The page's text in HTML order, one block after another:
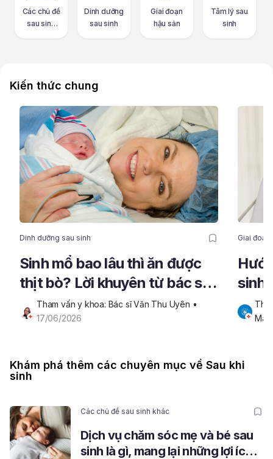
Các chủ đề
sau sinh
Dinh dưỡng
sau sinh
Giai đoạn
hậu sản
Tâm lý sau
sinh
Kiến thức chung
Dinh dưỡng sau sinh
Sinh mổ bao lâu thì ăn được
thịt bò? Lời khuyên từ bác sĩ
phụ sản
Tham vấn y khoa: Bác sĩ Văn Thu Uyên
17/06/2026
Giai đoạn
sinh
nhức
Khám phá thêm các chuyên mục về Sau khi
sinh
Các chủ đề sau sinh khác
Dịch vụ chăm sóc mẹ và bé sau
sinh là gì, mang lại những lợi ích